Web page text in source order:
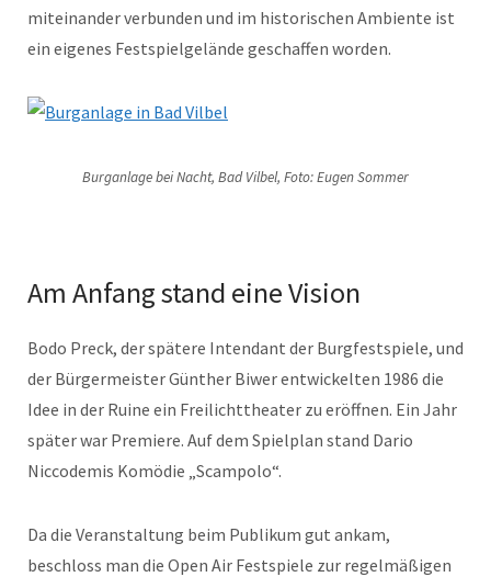
miteinander verbunden und im historischen Ambiente ist
ein eigenes Festspielgelände geschaffen worden.
Burganlage bei Nacht, Bad Vilbel, Foto: Eugen Sommer
Am Anfang stand eine Vision
Bodo Preck, der spätere Intendant der Burgfestspiele, und
der Bürgermeister Günther Biwer entwickelten 1986 die
Idee in der Ruine ein Freilichttheater zu eröffnen. Ein Jahr
später war Premiere. Auf dem Spielplan stand Dario
Niccodemis Komödie „Scampolo“.
Da die Veranstaltung beim Publikum gut ankam,
beschloss man die Open Air Festspiele zur regelmäßigen